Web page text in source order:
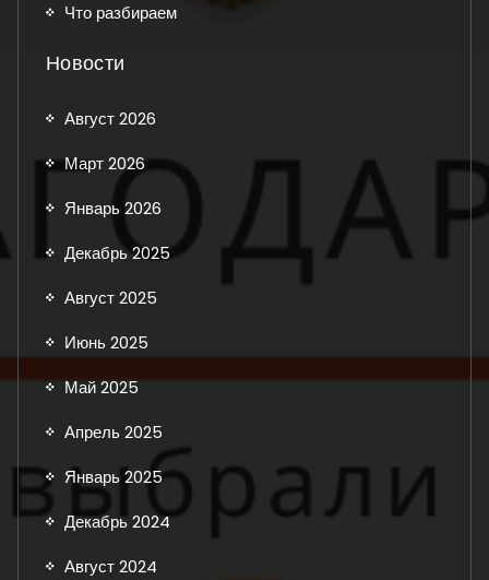
Что разбираем
Новости
Август 2026
Март 2026
Январь 2026
Декабрь 2025
Август 2025
Июнь 2025
Май 2025
Апрель 2025
Январь 2025
Декабрь 2024
Август 2024